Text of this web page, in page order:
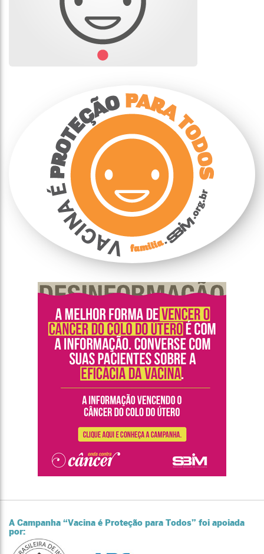
A Campanha “Vacina é Proteção para Todos” foi apoiada
por: